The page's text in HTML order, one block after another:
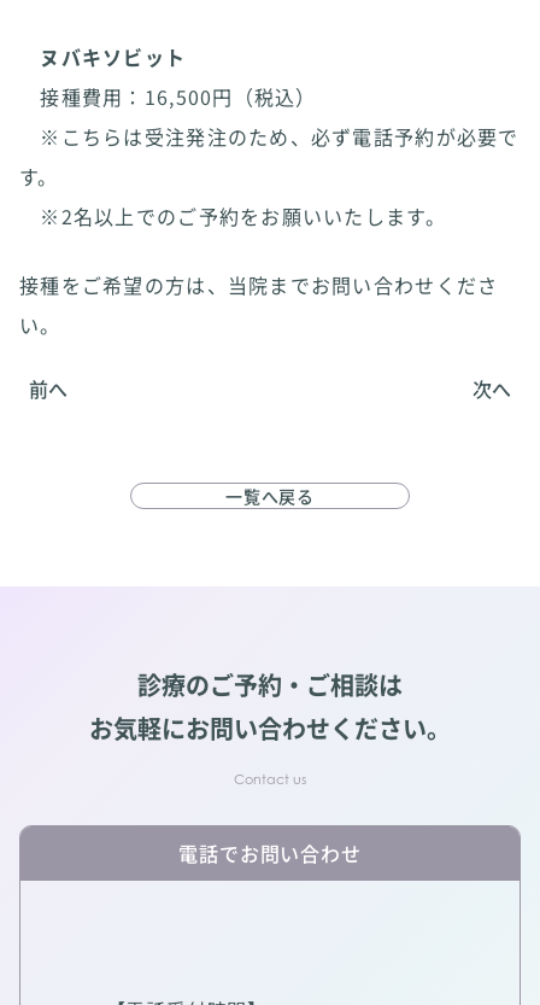
ヌバキソビット
接種費用：16,500円（税込）
※こちらは受注発注のため、必ず電話予約が必要で
す。
※2名以上でのご予約をお願いいたします。
接種をご希望の方は、当院までお問い合わせくださ
い。
前へ 次へ
一覧へ戻る
診療のご予約・ご相談は
お気軽にお問い合わせください。
電話でお問い合わせ